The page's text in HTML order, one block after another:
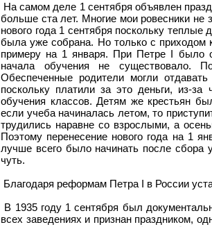
На самом деле 1 сентября объявлен
больше ста лет. Многие мои ровесники не
нового года 1 сентября поскольку теплые
была уже собрана. Но только с приходом
примеру на 1 января. При Петре I было
начала обучения не существовало.
Обеспеченные родители могли
поскольку платили за это деньги, из-
обучения классов. Детям же крестьян
если учеба начиналась летом, то
трудились наравне со взрослыми, а
Поэтому перенесение нового года на 1
лучше всего было начинать после сбора
чуть.
Благодаря реформам Петра I в России
В 1935 году 1 сентября был
всех заведениях и признан праздником,